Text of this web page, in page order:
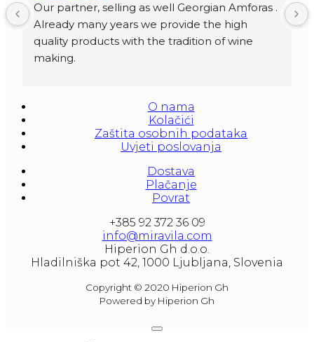
Our partner, selling as well Georgian Amforas .
Already many years we provide the high
quality products with the tradition of wine
making.
At our partners Miravila showroom you can
O nama
Kolačići
Zaštita osobnih podataka
Uvjeti poslovanja
Dostava
Plačanje
Povrat
+385 92 372 36 09
info@miravila.com
Hiperion Gh d.o.o.
Hladilniška pot 42, 1000 Ljubljana, Slovenia
Copyright © 2020 Hiperion Gh
Powered by Hiperion Gh